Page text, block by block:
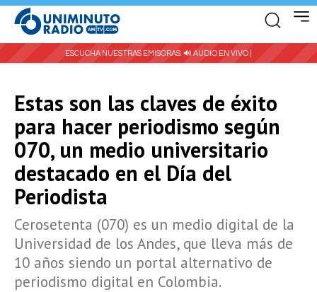
ESCUCHA NUESTRAS EMISORAS: 🔊 AUDIO EN VIVO |
Estas son las claves de éxito
para hacer periodismo según
070, un medio universitario
destacado en el Día del
Periodista
Cerosetenta (070) es un medio digital de la
Universidad de los Andes, que lleva más de
10 años siendo un portal alternativo de
periodismo digital en Colombia.